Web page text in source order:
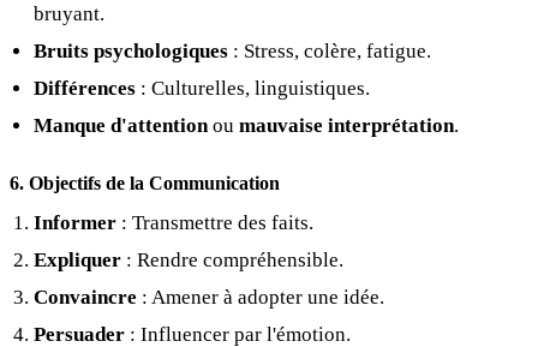
bruyant.
Bruits psychologiques : Stress, colère, fatigue.
Différences : Culturelles, linguistiques.
Manque d'attention ou mauvaise interprétation.
6. Objectifs de la Communication
Informer : Transmettre des faits.
Expliquer : Rendre compréhensible.
Convaincre : Amener à adopter une idée.
Persuader : Influencer par l'émotion.